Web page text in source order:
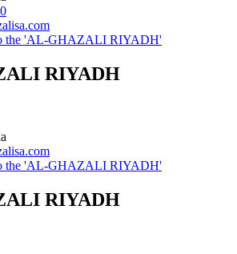
the 'AL-GHAZALI RIYADH'
RIYADH
the 'AL-GHAZALI RIYADH'
RIYADH